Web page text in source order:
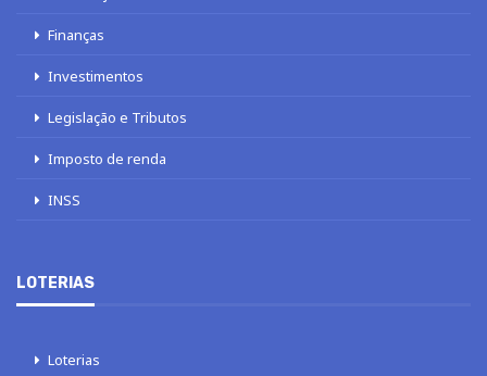
Finanças
Investimentos
Legislação e Tributos
Imposto de renda
INSS
LOTERIAS
Loterias